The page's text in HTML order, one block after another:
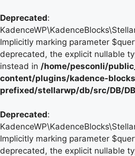
Deprecated:
Implicitly marking parameter
deprecated, the explicit nullable
instead in /home/pesconli/
content/plugins/kadence-
prefixed/stellarwp/db/src/DB/
Deprecated:
Implicitly marking parameter
deprecated, the explicit nullable